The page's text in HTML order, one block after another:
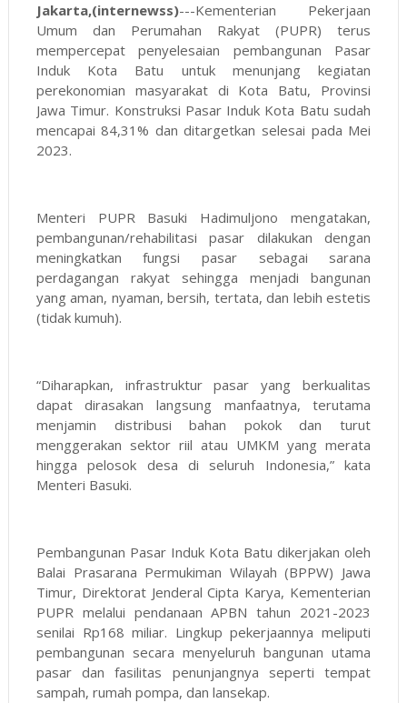
Jakarta,(internewss)---Kementerian Pekerjaan
Umum dan Perumahan Rakyat (PUPR) terus
mempercepat penyelesaian pembangunan Pasar
Induk Kota Batu untuk menunjang kegiatan
perekonomian masyarakat di Kota Batu, Provinsi
Jawa Timur. Konstruksi Pasar Induk Kota Batu sudah
mencapai 84,31% dan ditargetkan selesai pada Mei
2023.
Menteri PUPR Basuki Hadimuljono mengatakan,
pembangunan/rehabilitasi pasar dilakukan dengan
meningkatkan fungsi pasar sebagai sarana
perdagangan rakyat sehingga menjadi bangunan
yang aman, nyaman, bersih, tertata, dan lebih estetis
(tidak kumuh).
“Diharapkan, infrastruktur pasar yang berkualitas
dapat dirasakan langsung manfaatnya, terutama
menjamin distribusi bahan pokok dan turut
menggerakan sektor riil atau UMKM yang merata
hingga pelosok desa di seluruh Indonesia,” kata
Menteri Basuki.
Pembangunan Pasar Induk Kota Batu dikerjakan oleh
Balai Prasarana Permukiman Wilayah (BPPW) Jawa
Timur, Direktorat Jenderal Cipta Karya, Kementerian
PUPR melalui pendanaan APBN tahun 2021-2023
senilai Rp168 miliar. Lingkup pekerjaannya meliputi
pembangunan secara menyeluruh bangunan utama
pasar dan fasilitas penunjangnya seperti tempat
sampah, rumah pompa, dan lansekap.